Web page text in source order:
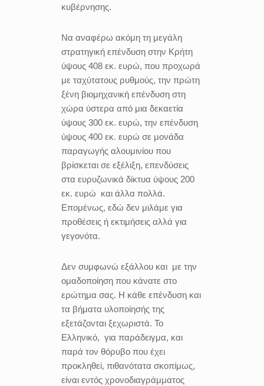
κυβέρνησης.
Να αναφέρω ακόμη τη μεγάλη
στρατηγική επένδυση στην Κρήτη
ύψους 408 εκ. ευρώ, που προχωρά
με ταχύτατους ρυθμούς, την πρώτη
ξένη βιομηχανική επένδυση στη
χώρα ύστερα από μια δεκαετία
ύψους 300 εκ. ευρώ, την επένδυση
ύψους 400 εκ. ευρώ σε μονάδα
παραγωγής αλουμινίου που
βρίσκεται σε εξέλιξη, επενδύσεις
στα ευρυζωνικά δίκτυα ύψους 200
εκ. ευρώ και άλλα πολλά.
Επομένως, εδώ δεν μιλάμε για
προθέσεις ή εκτιμήσεις αλλά για
γεγονότα.
Δεν συμφωνώ εξάλλου και με την
ομαδοποίηση που κάνατε στο
ερώτημα σας. Η κάθε επένδυση και
τα βήματα υλοποίησής της
εξετάζονται ξεχωριστά. Το
Ελληνικό, για παράδειγμα, και
παρά τον θόρυβο που έχει
προκληθεί, πιθανότατα σκοπίμως,
είναι εντός χρονοδιαγράμματος